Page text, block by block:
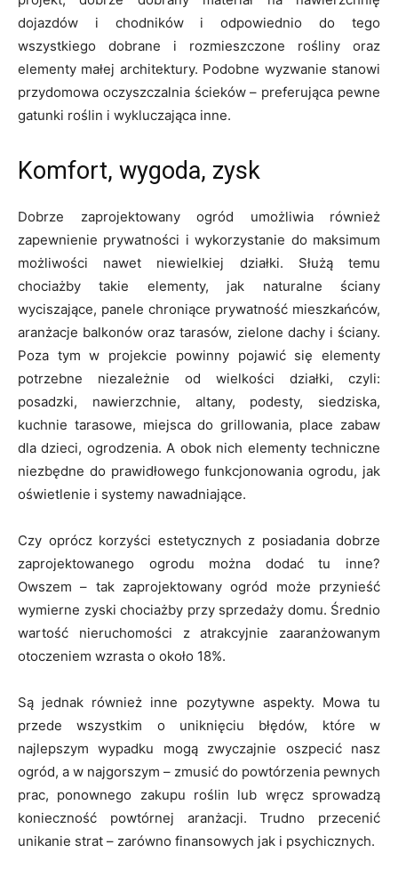
dojazdów i chodników i odpowiednio do tego
wszystkiego dobrane i rozmieszczone rośliny oraz
elementy małej architektury. Podobne wyzwanie stanowi
przydomowa oczyszczalnia ścieków – preferująca pewne
gatunki roślin i wykluczająca inne.
Komfort, wygoda, zysk
Dobrze zaprojektowany ogród umożliwia również
zapewnienie prywatności i wykorzystanie do maksimum
możliwości nawet niewielkiej działki. Służą temu
chociażby takie elementy, jak naturalne ściany
wyciszające, panele chroniące prywatność mieszkańców,
aranżacje balkonów oraz tarasów, zielone dachy i ściany.
Poza tym w projekcie powinny pojawić się elementy
potrzebne niezależnie od wielkości działki, czyli:
posadzki, nawierzchnie, altany, podesty, siedziska,
kuchnie tarasowe, miejsca do grillowania, place zabaw
dla dzieci, ogrodzenia. A obok nich elementy techniczne
niezbędne do prawidłowego funkcjonowania ogrodu, jak
oświetlenie i systemy nawadniające.
Czy oprócz korzyści estetycznych z posiadania dobrze
zaprojektowanego ogrodu można dodać tu inne?
Owszem – tak zaprojektowany ogród może przynieść
wymierne zyski chociażby przy sprzedaży domu. Średnio
wartość nieruchomości z atrakcyjnie zaaranżowanym
otoczeniem wzrasta o około 18%.
Są jednak również inne pozytywne aspekty. Mowa tu
przede wszystkim o uniknięciu błędów, które w
najlepszym wypadku mogą zwyczajnie oszpecić nasz
ogród, a w najgorszym – zmusić do powtórzenia pewnych
prac, ponownego zakupu roślin lub wręcz sprowadzą
konieczność powtórnej aranżacji. Trudno przecenić
unikanie strat – zarówno finansowych jak i psychicznych.